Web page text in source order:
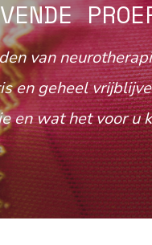
van
en geheel
en wat het voor u